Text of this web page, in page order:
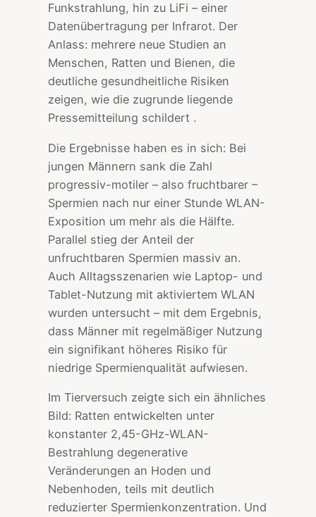
Funkstrahlung, hin zu LiFi – einer
Datenübertragung per Infrarot. Der
Anlass: mehrere neue Studien an
Menschen, Ratten und Bienen, die
deutliche gesundheitliche Risiken
zeigen, wie die zugrunde liegende
Pressemitteilung schildert .
Die Ergebnisse haben es in sich: Bei
jungen Männern sank die Zahl
progressiv-motiler – also fruchtbarer –
Spermien nach nur einer Stunde WLAN-
Exposition um mehr als die Hälfte.
Parallel stieg der Anteil der
unfruchtbaren Spermien massiv an.
Auch Alltagsszenarien wie Laptop- und
Tablet-Nutzung mit aktiviertem WLAN
wurden untersucht – mit dem Ergebnis,
dass Männer mit regelmäßiger Nutzung
ein signifikant höheres Risiko für
niedrige Spermienqualität aufwiesen.
Im Tierversuch zeigte sich ein ähnliches
Bild: Ratten entwickelten unter
konstanter 2,45-GHz-WLAN-
Bestrahlung degenerative
Veränderungen an Hoden und
Nebenhoden, teils mit deutlich
reduzierter Spermienkonzentration. Und